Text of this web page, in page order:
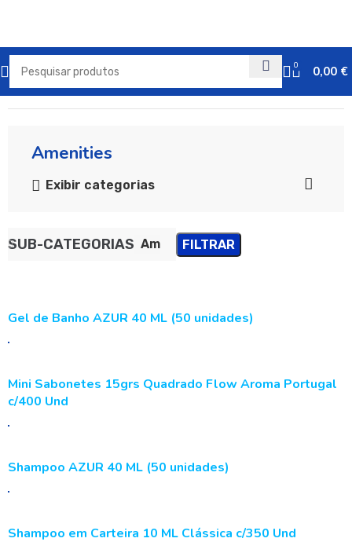
0 0,00 €
Início
Amenities
Exibir categorias
SUB-CATEGORIAS AmenitiesFILTRAR
Gel de Banho AZUR 40 ML (50 unidades)
Mini Sabonetes 15grs Quadrado Flow Aroma Portugal
c/400 Und
Shampoo AZUR 40 ML (50 unidades)
Shampoo em Carteira 10 ML Clássica c/350 Und